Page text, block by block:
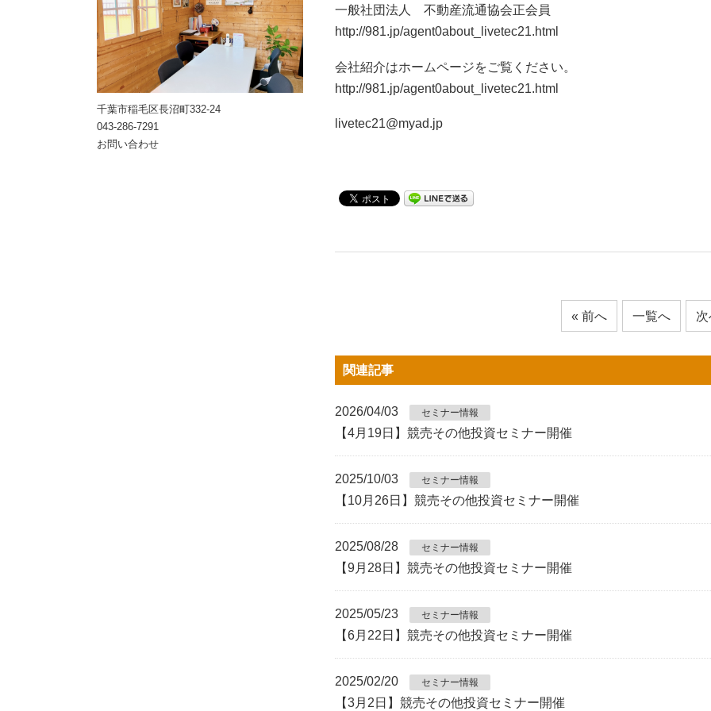
一般社団法人 不動産流通協会正会員
http://981.jp/agent0about_livetec21.html
会社紹介はホームページをご覧ください。
http://981.jp/agent0about_livetec21.html
livetec21@myad.jp
« 前へ 一覧へ
関連記事
2026/04/03 セミナー情報
【4月19日】競売その他投資セミナー開催
2025/10/03 セミナー情報
【10月26日】競売その他投資セミナー開催
2025/08/28 セミナー情報
【9月28日】競売その他投資セミナー開催
2025/05/23 セミナー情報
【6月22日】競売その他投資セミナー開催
2025/02/20 セミナー情報
【3月2日】競売その他投資セミナー開催
千葉市稲毛区長沼町332-24
043-286-7291
お問い合わせ